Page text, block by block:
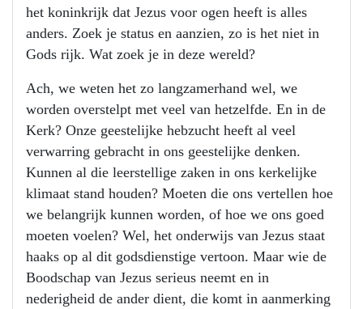
het koninkrijk dat Jezus voor ogen heeft is alles
anders. Zoek je status en aanzien, zo is het niet in
Gods rijk. Wat zoek je in deze wereld?
Ach, we weten het zo langzamerhand wel, we
worden overstelpt met veel van hetzelfde. En in de
Kerk? Onze geestelijke hebzucht heeft al veel
verwarring gebracht in ons geestelijke denken.
Kunnen al die leerstellige zaken in ons kerkelijke
klimaat stand houden? Moeten die ons vertellen hoe
we belangrijk kunnen worden, of hoe we ons goed
moeten voelen? Wel, het onderwijs van Jezus staat
haaks op al dit godsdienstige vertoon. Maar wie de
Boodschap van Jezus serieus neemt en in
nederigheid de ander dient, die komt in aanmerking